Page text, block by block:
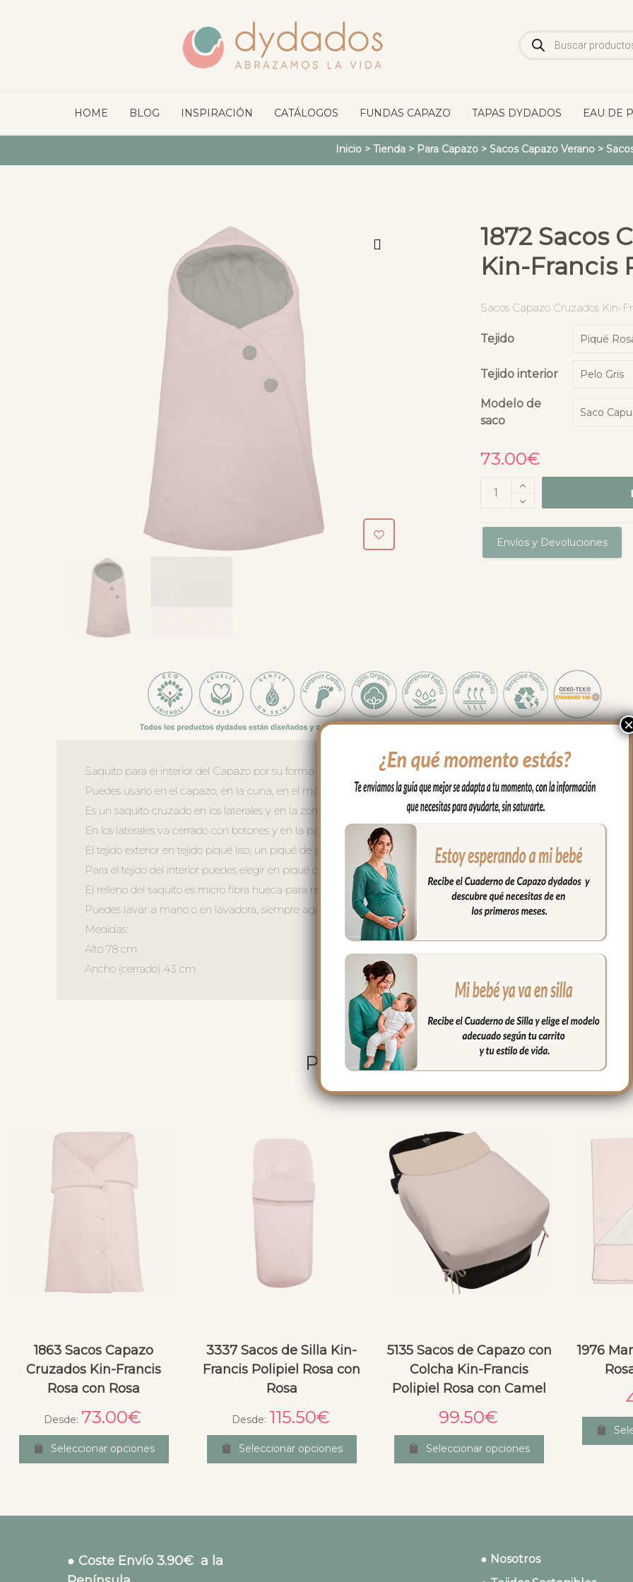
de
productos
HOME BLOG INSPIRACIÓN CATÁLOGOS FUNDAS CAPAZO TAPAS DYDADOS EAU DE
Inicio> Tienda> Para Capazo> Sacos Capazo Verano>
1872 Sacos
Kin-Francis
Sacos Capazo Cruzados Kin-
Tejido
Tejido interior
Modelo de
saco
73.00€
Envíos y Devoluciones
Saquito para el interior del Capazo por su forma y medidas es apto para todos los capazos.
Puedes usarlo en el capazo, en la cuna, en el moisés, para llevar en brazos…
Es un saquito cruzado en los laterales y en la zona de cabecita con capucha, apto para todo tipo de capazos.
En los laterales va cerrado con botones y en la parte de abajo con cremallera para mayor seguridad.
El tejido exterior en tejido piqué liso; un piqué de algodón.
Para el tejido del interior puedes elegir en piqué de algodón o en pelo corto liso.
El relleno del saquito es micro fibra hueca para mayor confort del bebé y muy buena transpirabilidad.
Puedes lavar a mano o en lavadora, siempre agua fría, jabones no abrasivos y secado al natural.
Medidas:
Alto 78 cm.
Ancho (cerrado) 43 cm
PRODUCTOS RELACIONADOS
1863 Sacos Capazo
Cruzados Kin-Francis
Rosa con Rosa
Desde: 73.00€
Seleccionar opciones
3337 Sacos de Silla Kin-
Francis Polipiel Rosa con
Rosa
Desde: 115.50€
Seleccionar opciones
5135 Sacos de Capazo con
Colcha Kin-Francis
Polipiel Rosa con Camel
99.50€
Seleccionar opciones
1976
● Coste Envío 3.90€ a la
● Nosotros
×